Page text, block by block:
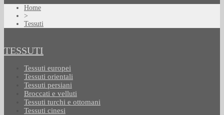
Home
>
Tessuti
TESSUTI
Tessuti europei
Tessuti orientali
Tessuti persiani
Broccati e velluti
Tessuti turchi e ottomani
Tessuti cinesi